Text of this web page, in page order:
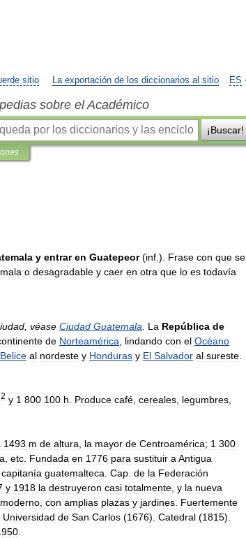
ES
sitio La exportación de los diccionarios al sitio
sobre el Académico
¡Buscar!
y entrar en Guatepeor (inf .). Frase con que se
mala o desagradable y caer en otra que lo es todavía
véase Ciudad Guatemala La República de
de Norteamérica lindando con el Océano
Belice al nordeste y Honduras y El Salvador al sureste
2 y 1 800 100 h Produce café cereales legumbres
1493 m de altura la mayor de Centroamérica; 1 300
etc Fundada en 1776 para sustituir a Antigua
capitanía guatemalteca Cap de la Federación
y 1918 la destruyeron casi totalmente y la nueva
moderno con amplias plazas y jardines Fuertemente
Universidad de San Carlos (1676). Catedral (1815).